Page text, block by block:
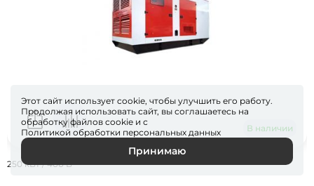
В наличии
250 кВт / 400 В
Этот сайт использует cookie, чтобы улучшить его работу.
Продолжая использовать сайт, вы соглашаетесь на
обработку файлов cookie и с
Политикой обработки персональных данных
Принимаю